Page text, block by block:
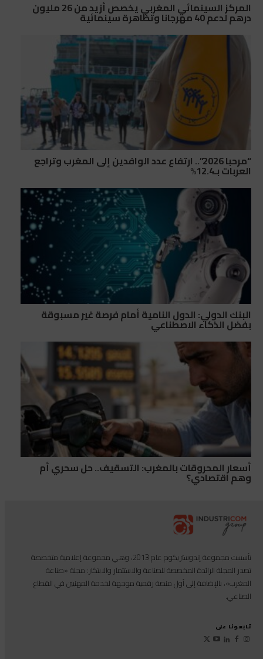
المركز السينمائي المغربي يخصص أزيد من 26 مليون
درهم لدعم 40 مهرجانا وتظاهرة سينمائية
“مرحبا 2026”.. ارتفاع عدد الوافدين إلى المغرب وتراجع
العربات بـ12.4%
البنك الدولي: الدول النامية أمام فرصة غير مسبوقة
بفضل الذكاء الاصطناعي
أسعار المحروقات بالمغرب: التسقيف.. حل سحري أم
وهم اقتصادي؟
تأسست مجموعة إندوستريكوم عام 2013، وهي مجموعة إعلامية متخصصة
تصدر المجلة الرائدة المخصصة للصناعة والاستثمار والابتكار: مجلة «صناعة
المغرب»، بالإضافة إلى أول منصة رقمية موجهة لخدمة المهنيين في القطاع
الصناعي.
تابعونا على